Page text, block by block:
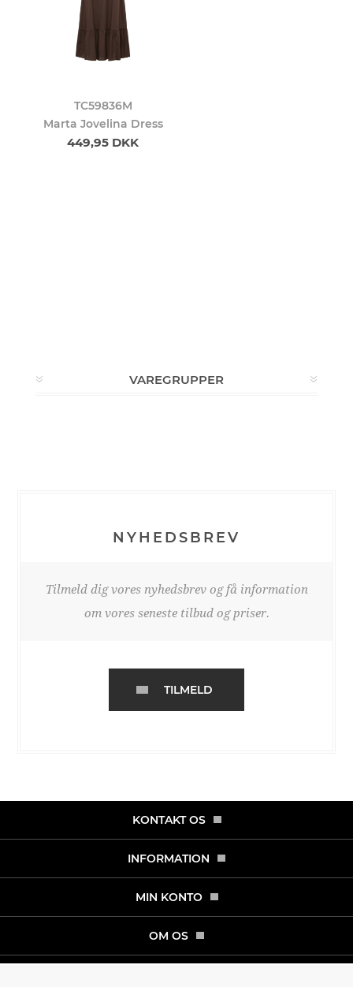
TC59836M
Marta Jovelina Dress
449,95 DKK
VAREGRUPPER
NYHEDSBREV
Tilmeld dig vores nyhedsbrev og få information
om vores seneste tilbud og priser.
TILMELD
KONTAKT OS
INFORMATION
MIN KONTO
OM OS